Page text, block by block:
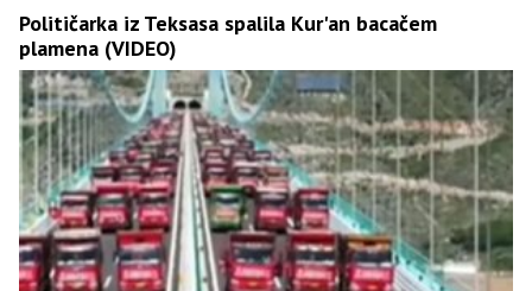
Političarka iz Teksasa spalila Kur'an bacačem
plamena (VIDEO)